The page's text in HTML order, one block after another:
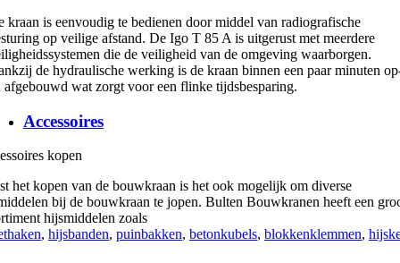
kraan is eenvoudig te bedienen door middel van radiografische
op veilige afstand. De Igo T 85 A is uitgerust met meerdere
die de veiligheid van de omgeving waarborgen.
de hydraulische werking is de kraan binnen een paar minuten
afgebouwd wat zorgt voor een flinke tijdsbesparing.
Accessoires
kopen
het kopen van de bouwkraan is het ook mogelijk om diverse
bij de bouwkraan te jopen. Bulten Bouwkranen heeft een
hijsmiddelen zoals
, hijsbanden, puinbakken, betonkubels, blokkenklemmen,